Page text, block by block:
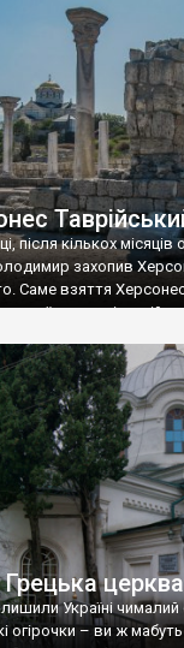
доби. Раритети
спадщини ЮНЕСКО
– на виставку «Золото
Україні вважають це
після кількох
захопив
Саме взяття
свої умови
Володимир-язичник,
А потім було
Таврійського
Грецька
Україні
огірочки – ви ж